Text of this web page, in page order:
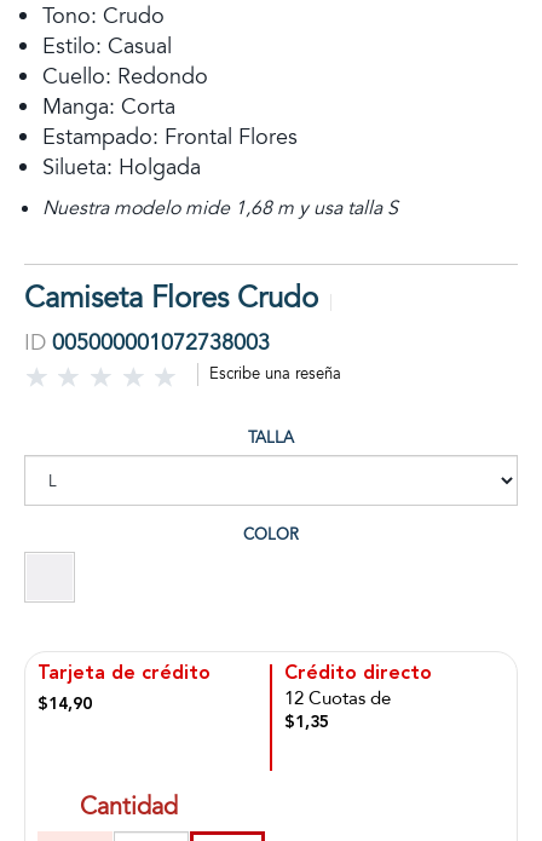
Tono: Crudo
Estilo: Casual
Cuello: Redondo
Manga: Corta
Estampado: Frontal Flores
Silueta: Holgada
Nuestra modelo mide 1,68 m y usa talla S
Camiseta Flores Crudo
ID 005000001072738003
Escribe una reseña
TALLA
COLOR
Tarjeta de crédito
$14,90
Crédito directo
12 Cuotas de
$1,35
Cantidad